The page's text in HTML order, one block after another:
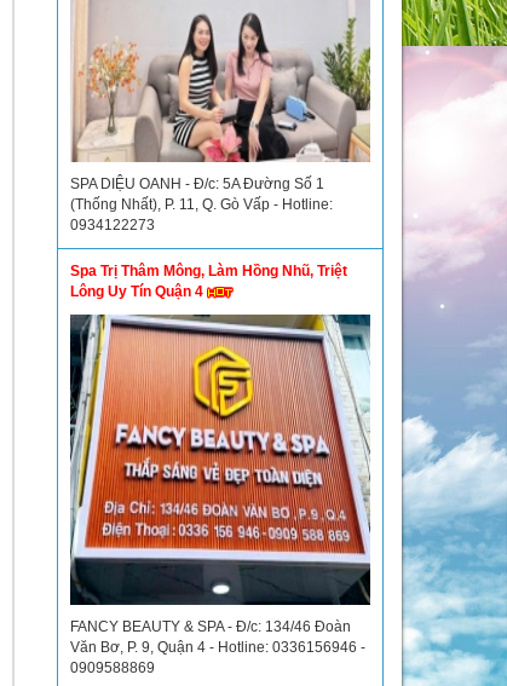
SPA DIỆU OANH - Đ/c: 5A Đường Số 1
(Thống Nhất), P. 11, Q. Gò Vấp - Hotline:
0934122273
Spa Trị Thâm Mông, Làm Hồng Nhũ, Triệt
Lông Uy Tín Quận 4
FANCY BEAUTY & SPA - Đ/c: 134/46 Đoàn
Văn Bơ, P. 9, Quận 4 - Hotline: 0336156946 -
0909588869